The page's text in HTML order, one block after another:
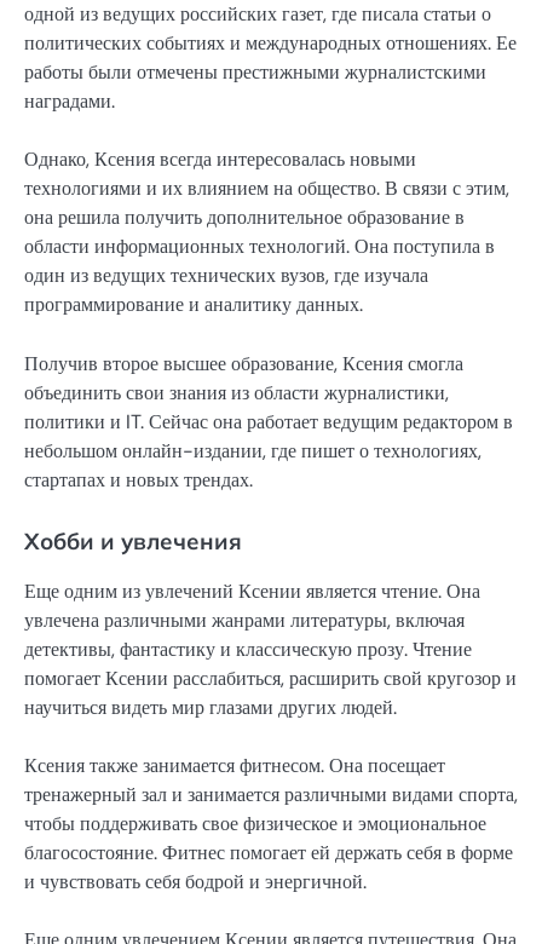
одной из ведущих российских газет, где писала статьи о
политических событиях и международных отношениях. Ее
работы были отмечены престижными журналистскими
наградами.
Однако, Ксения всегда интересовалась новыми
технологиями и их влиянием на общество. В связи с этим,
она решила получить дополнительное образование в
области информационных технологий. Она поступила в
один из ведущих технических вузов, где изучала
программирование и аналитику данных.
Получив второе высшее образование, Ксения смогла
объединить свои знания из области журналистики,
политики и IT. Сейчас она работает ведущим редактором в
небольшом онлайн-издании, где пишет о технологиях,
стартапах и новых трендах.
Хобби и увлечения
Еще одним из увлечений Ксении является чтение. Она
увлечена различными жанрами литературы, включая
детективы, фантастику и классическую прозу. Чтение
помогает Ксении расслабиться, расширить свой кругозор и
научиться видеть мир глазами других людей.
Ксения также занимается фитнесом. Она посещает
тренажерный зал и занимается различными видами спорта,
чтобы поддерживать свое физическое и эмоциональное
благосостояние. Фитнес помогает ей держать себя в форме
и чувствовать себя бодрой и энергичной.